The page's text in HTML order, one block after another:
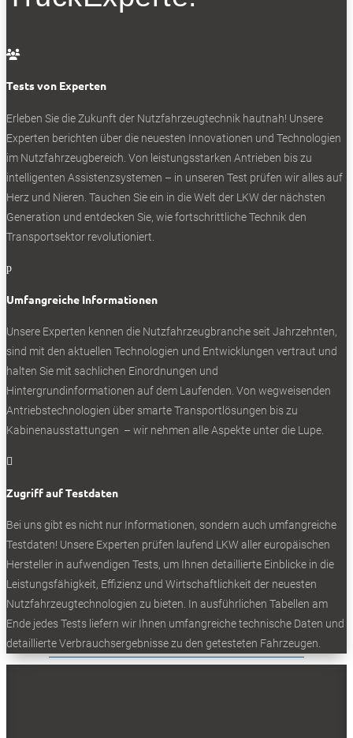
Maxus T90 EV, der erste vollelektrische Pick-up
Euro. Der Maxus EH300 bedeutet frischen
eCanter und den Iveco eDaily. Kurios: Es gibt mit
Maxomotive (12 Bundesländer) und RSA
Holstein) zwei Maxus-Importeure – RSA jedoch
Erhalten Sie die neuesten News und
Ich akzeptiere die
Datenschutzbestimmungen

Tests von Experten
Erleben Sie die Zukunft der Nutzfahrzeugtechnik hautnah! Unsere
Experten berichten über die neuesten Innovationen und Technologien
im Nutzfahrzeugbereich. Von leistungsstarken Antrieben bis zu
intelligenten Assistenzsystemen – in unseren Test prüfen wir alles auf
Herz und Nieren. Tauchen Sie ein in die Welt der LKW der nächsten
Generation und entdecken Sie, wie fortschrittliche Technik den
Transportsektor revolutioniert.
p
Umfangreiche Informationen
Unsere Experten kennen die Nutzfahrzeugbranche seit Jahrzehnten,
sind mit den aktuellen Technologien und Entwicklungen vertraut und
halten Sie mit sachlichen Einordnungen und
Hintergrundinformationen auf dem Laufenden. Von wegweisenden
Antriebstechnologien über smarte Transportlösungen bis zu
Kabinenausstattungen – wir nehmen alle Aspekte unter die Lupe.

Zugriff auf Testdaten
Bei uns gibt es nicht nur Informationen, sondern auch umfangreiche
Testdaten! Unsere Experten prüfen laufend LKW aller europäischen
Hersteller in aufwendigen Tests, um Ihnen detaillierte Einblicke in die
Leistungsfähigkeit, Effizienz und Wirtschaftlichkeit der neuesten
Nutzfahrzeugtechnologien zu bieten. In ausführlichen Tabellen am
Ende jedes Tests liefern wir Ihnen umfangreiche technische Daten und
detaillierte Verbrauchsergebnisse zu den getesteten Fahrzeugen.